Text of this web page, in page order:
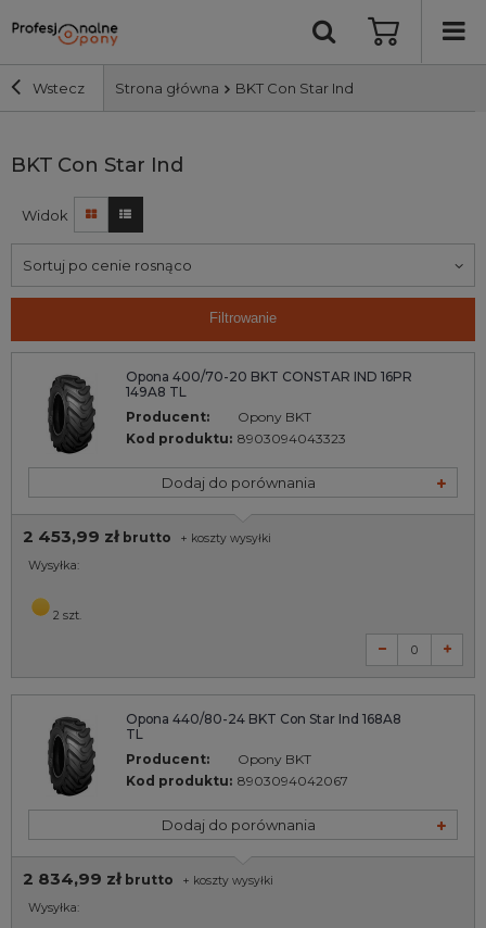
Wstecz Strona główna BKT Con Star Ind
Szerokość i profil
Średnica
Producent
Nośność
BKT Con Star Ind
Widok
Sortuj po cenie rosnąco
Filtrowanie
Opona 400/70-20 BKT CONSTAR IND 16PR
149A8 TL
Producent:
Opony BKT
Kod produktu: 8903094043323
Dodaj do porównania
2 453,99 zł brutto + koszty wysyłki
Wysyłka:
2 szt.
Opona 440/80-24 BKT Con Star Ind 168A8
TL
Producent:
Opony BKT
Kod produktu: 8903094042067
Dodaj do porównania
2 834,99 zł brutto + koszty wysyłki
Wysyłka: